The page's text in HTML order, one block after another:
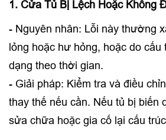
1. Cửa Tủ Bị Lệch Hoặc Không
- Nguyên nhân: Lỗi này thường
lỏng hoặc hư hỏng, hoặc do cấu
dạng theo thời gian.
- Giải pháp: Kiểm tra và điều
thay thế nếu cần. Nếu tủ bị biến
sửa chữa hoặc gia cố lại cấu